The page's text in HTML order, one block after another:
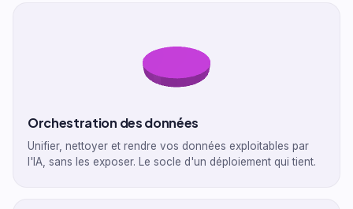
Orchestration des données
Unifier, nettoyer et rendre vos données exploitables par
l'IA, sans les exposer. Le socle d'un déploiement qui tient.